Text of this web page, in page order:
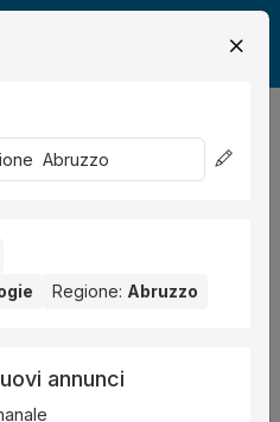
Ordina per
Regione: Abruzzo
annunci